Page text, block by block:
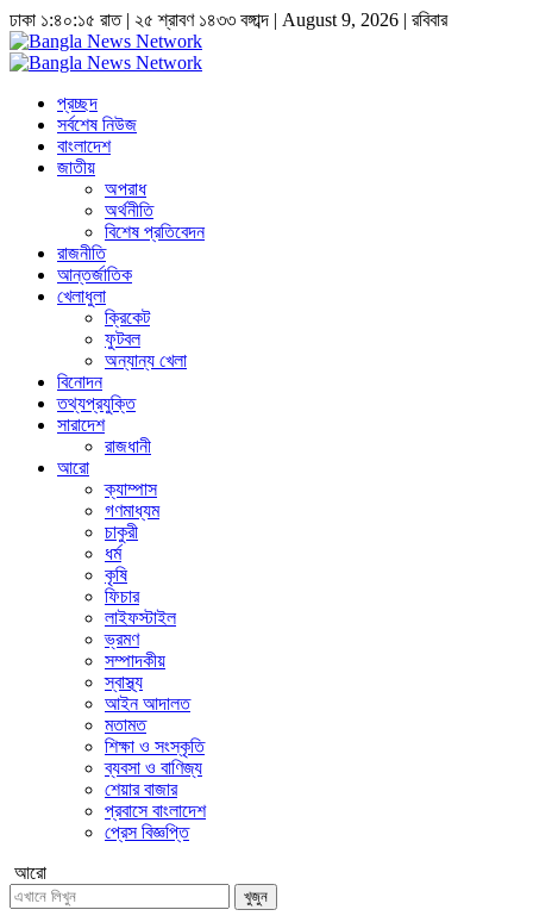
ঢাকা ১:৪০:১৫ রাত| ২৫ শ্রাবণ ১৪৩৩ বঙ্গাব্দ | August 9, 2026 | রবিবার
প্রচ্ছদ
সর্বশেষ নিউজ
বাংলাদেশ
জাতীয়
অপরাধ
অর্থনীতি
বিশেষ প্রতিবেদন
রাজনীতি
আন্তর্জাতিক
খেলাধুলা
ক্রিকেট
ফুটবল
অন্যান্য খেলা
বিনোদন
তথ্যপ্রযুক্তি
সারাদেশ
রাজধানী
আরো
ক্যাম্পাস
গণমাধ্যম
চাকুরী
ধর্ম
কৃষি
ফিচার
লাইফস্টাইল
ভ্রমণ
সম্পাদকীয়
স্বাস্থ্য
আইন আদালত
মতামত
শিক্ষা ও সংস্কৃতি
ব্যবসা ও বাণিজ্য
শেয়ার বাজার
প্রবাসে বাংলাদেশ
প্রেস বিজ্ঞপ্তি
আরো
খুজুন